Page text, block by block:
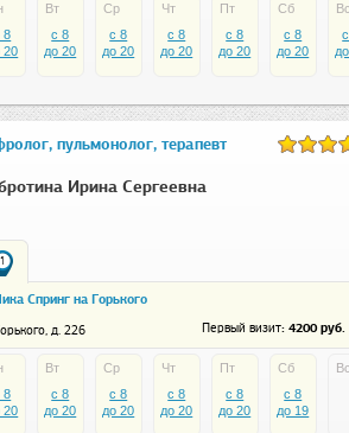
8
20
Вт
c 8
до 20
Ср
c 8
до 20
Чт
c 8
до 20
Пт
c 8
до 20
Сб
c 8
до 20
Вс
пульмонолог, терапевт
Ирина Сергеевна
1
Спринг на Горького
д. 226 Первый визит: 4200 руб.
8
20
Вт
c 8
до 20
Ср
c 8
до 20
Чт
c 8
до 20
Пт
c 8
до 20
Сб
c 8
до 19
Вс